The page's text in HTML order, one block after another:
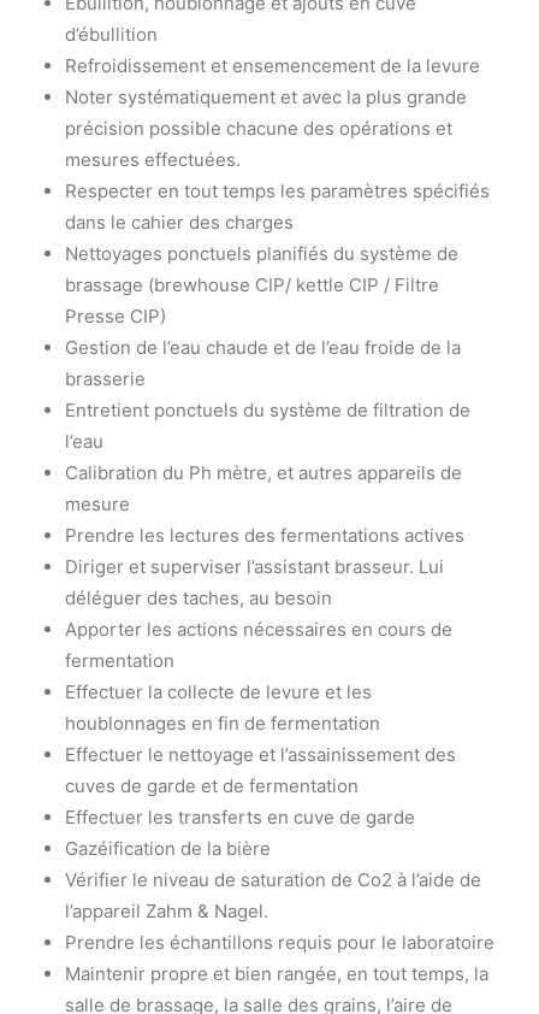
d’ébullition
Refroidissement et ensemencement de la levure
Noter systématiquement et avec la plus grande
précision possible chacune des opérations et
mesures effectuées.
Respecter en tout temps les paramètres spécifiés
dans le cahier des charges
Nettoyages ponctuels planifiés du système de
brassage (brewhouse CIP/ kettle CIP / Filtre
Presse CIP)
Gestion de l’eau chaude et de l’eau froide de la
brasserie
Entretient ponctuels du système de filtration de
l’eau
Calibration du Ph mètre, et autres appareils de
mesure
Prendre les lectures des fermentations actives
Diriger et superviser l’assistant brasseur. Lui
déléguer des taches, au besoin
Apporter les actions nécessaires en cours de
fermentation
Effectuer la collecte de levure et les
houblonnages en fin de fermentation
Effectuer le nettoyage et l’assainissement des
cuves de garde et de fermentation
Effectuer les transferts en cuve de garde
Gazéification de la bière
Vérifier le niveau de saturation de Co2 à l’aide de
l’appareil Zahm & Nagel.
Prendre les échantillons requis pour le laboratoire
Maintenir propre et bien rangée, en tout temps, la
salle de brassage, la salle des grains, l’aire de